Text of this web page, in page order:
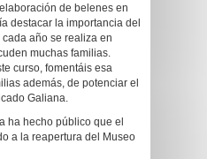
de belenes en
destacar la importancia del
año se realiza en
muchas familias.
curso, fomentáis esa
además, de potenciar el
Galiana.
ha hecho público que el
a la reapertura del Museo